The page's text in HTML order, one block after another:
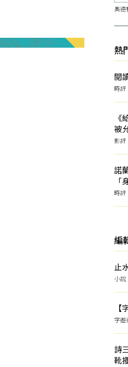
奧德
熱
閱
時評
《
被
影評
諾
「
時評
編
止
小說
字遊
詩
靴